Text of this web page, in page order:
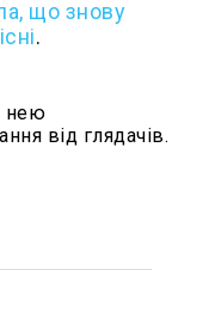
що знову
.
нею
від глядачів.